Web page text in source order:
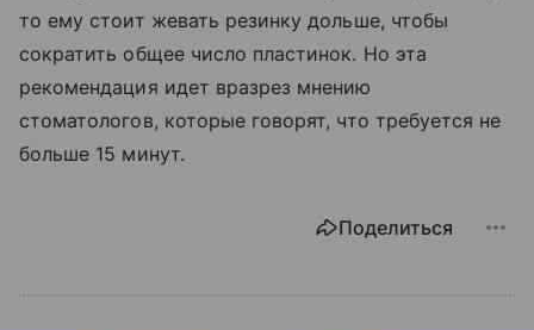
то ему стоит жевать резинку дольше, чтобы
сократить общее число пластинок. Но эта
рекомендация идет вразрез мнению
стоматологов, которые говорят, что требуется не
больше 15 минут.
Поделиться